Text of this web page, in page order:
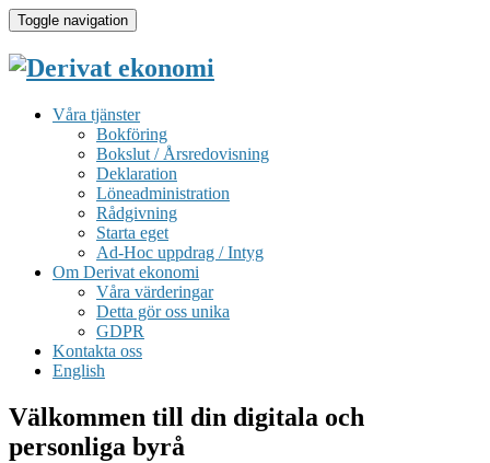
Toggle navigation
Våra tjänster
Bokföring
Bokslut / Årsredovisning
Deklaration
Löneadministration
Rådgivning
Starta eget
Ad-Hoc uppdrag / Intyg
Om Derivat ekonomi
Våra värderingar
Detta gör oss unika
GDPR
Kontakta oss
English
Välkommen till din digitala och
personliga byrå